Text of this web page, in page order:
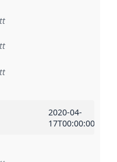
2020-04-
17T00:00:00Z